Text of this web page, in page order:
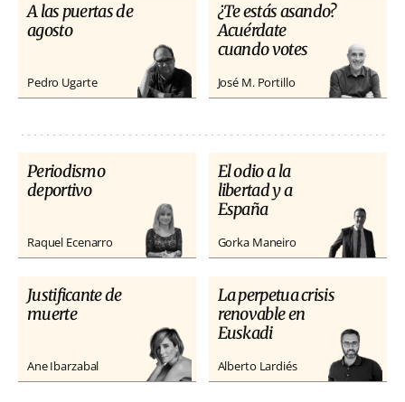
A las puertas de
agosto
Pedro Ugarte
¿Te estás asando?
Acuérdate
cuando votes
José M. Portillo
Periodismo
deportivo
Raquel Ecenarro
El odio a la
libertad y a
España
Gorka Maneiro
Justificante de
muerte
Ane Ibarzabal
La perpetua crisis
renovable en
Euskadi
Alberto Lardiés